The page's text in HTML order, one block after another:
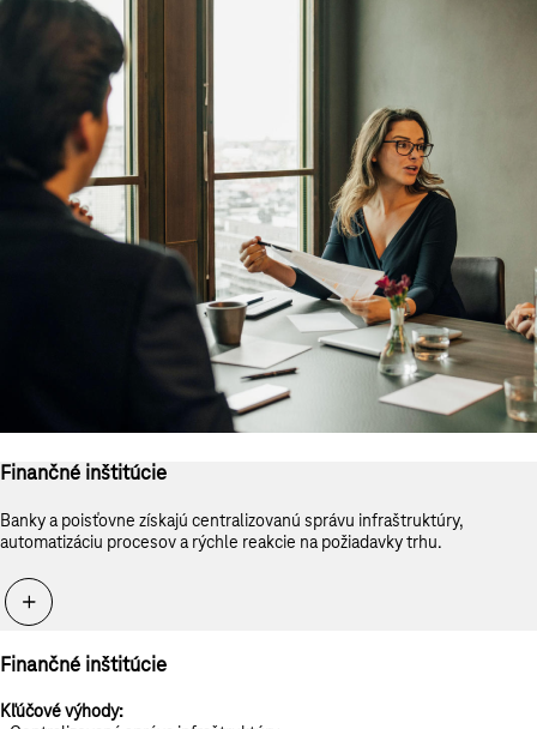
Finančné inštitúcie
Banky a poisťovne získajú centralizovanú správu infraštruktúry,
automatizáciu procesov a rýchle reakcie na požiadavky trhu.
Finančné inštitúcie
Kľúčové výhody: